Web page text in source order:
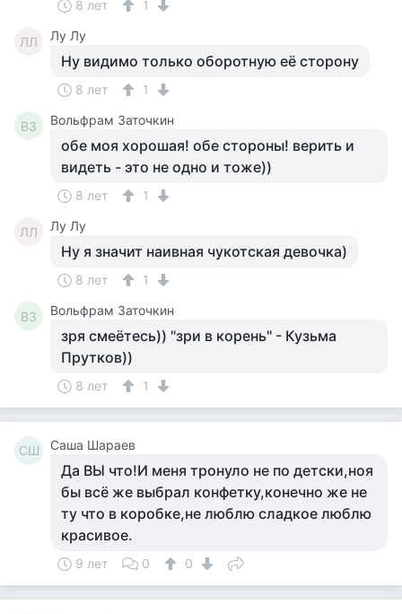
8 лет 1
ЛЛ Лу Лу
Ну видимо только оборотную её сторону
8 лет 1
ВЗ Вольфрам Заточкин
обе моя хорошая! обе стороны! верить и
видеть - это не одно и тоже))
8 лет 1
ЛЛ Лу Лу
Ну я значит наивная чукотская девочка)
8 лет 1
ВЗ Вольфрам Заточкин
зря смеётесь)) "зри в корень" - Кузьма
Прутков))
8 лет 1
СШ Саша Шараев
Да ВЫ что!И меня тронуло не по детски,ноя
бы всё же выбрал конфетку,конечно же не
ту что в коробке,не люблю сладкое люблю
красивое.
9 лет 0 0